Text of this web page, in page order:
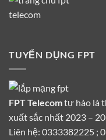
TUYỂN DỤNG FPT
FPT Telecomtự hào là
xuất sắc nhất 2023 –
Liên hệ: 0333382225 ;